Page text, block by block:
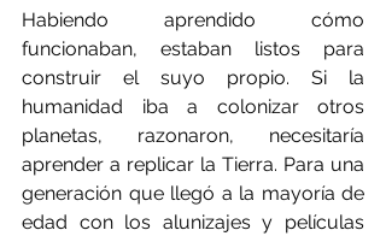
Habiendo aprendido cómo
funcionaban, estaban listos para
construir el suyo propio. Si la
humanidad iba a colonizar otros
planetas, razonaron, necesitaría
aprender a replicar la Tierra. Para una
generación que llegó a la mayoría de
edad con los alunizajes y películas